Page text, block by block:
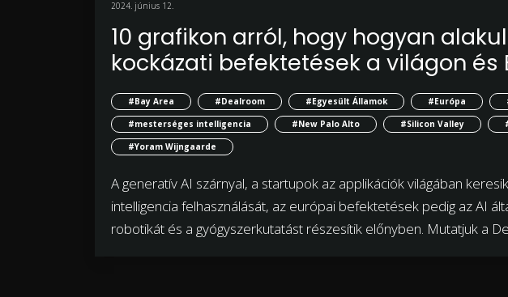
2024. június 12.
10 grafikon arról, hogy hogyan
kockázati befektetések a világon és
#Bay Area #Dealroom #Egyesült Államok #Európa
#mesterséges intelligencia
#New Palo Alto #Silicon Valley
#Yoram Wijngaarde
A generatív AI szárnyal, a startupok az applikációk világában
intelligencia felhasználását, az európai befektetések pedig az AI
robotikát és a gyógyszerkutatást részesítik előnyben. Mutatjuk a